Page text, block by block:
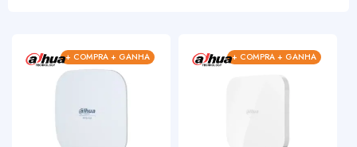
+ COMPRA + GANHA + COMPRA + GANHA